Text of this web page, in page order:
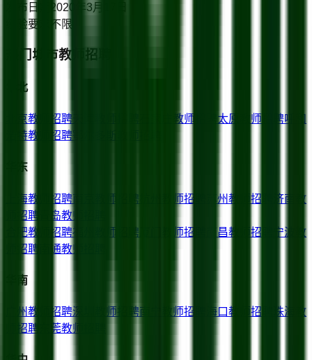
发布日期
2020年3月17日
经验要求
不限
热门城市教师招聘
华北
北京教师招聘 教师招聘 太原 教师招聘呼和
浩特教师招聘
华东
上海教师招聘南京 教师招聘 教师招聘 苏州教师招聘 济南
教
师招聘
青岛教师招聘
合肥教师招聘福州 教师招聘 教师招聘 南昌教师招聘 宁波
教
师招聘
南通教师招聘
华南
广州教师招聘深圳 教师招聘南宁 教师招聘 海口教师招聘 珠海
教
师招聘
东莞教师招聘